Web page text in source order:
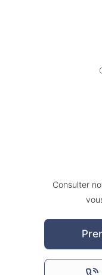
Consulter